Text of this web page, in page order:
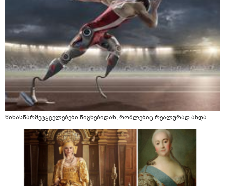
წინასწარმეტყველებები წიგნებიდან, რომლებიც რეალურად ახდა